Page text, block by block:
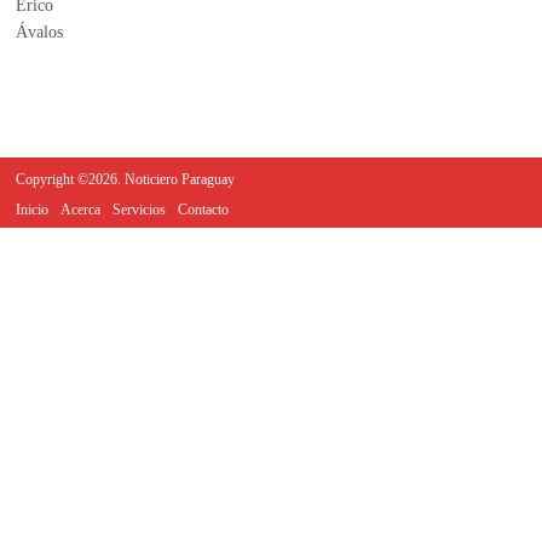
Copyright ©2026. Noticiero Paraguay
Inicio
Acerca Servicios Contacto